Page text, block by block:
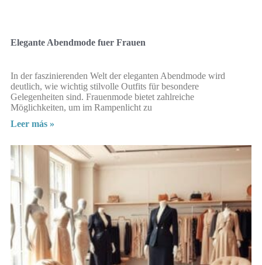
Elegante Abendmode fuer Frauen
In der faszinierenden Welt der eleganten Abendmode wird
deutlich, wie wichtig stilvolle Outfits für besondere
Gelegenheiten sind. Frauenmode bietet zahlreiche
Möglichkeiten, um im Rampenlicht zu
Leer más »